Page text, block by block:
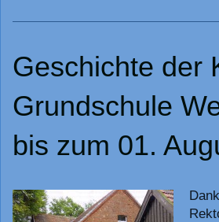
Geschichte der
Grundschule
bis zum 01.